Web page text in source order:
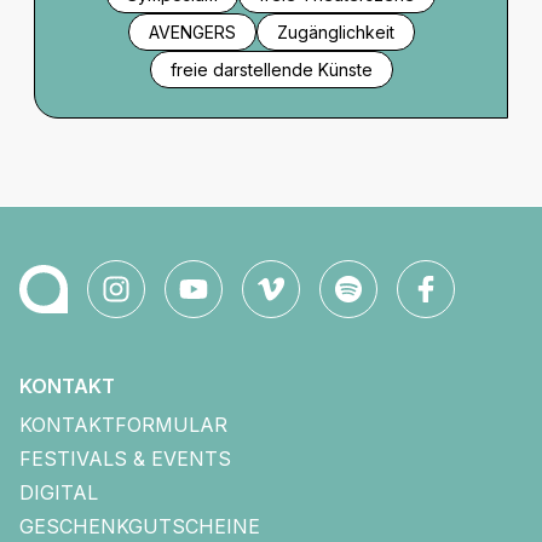
AVENGERS
Zugänglichkeit
freie darstellende Künste
KONTAKT
KONTAKTFORMULAR
FESTIVALS & EVENTS
DIGITAL
GESCHENKGUTSCHEINE